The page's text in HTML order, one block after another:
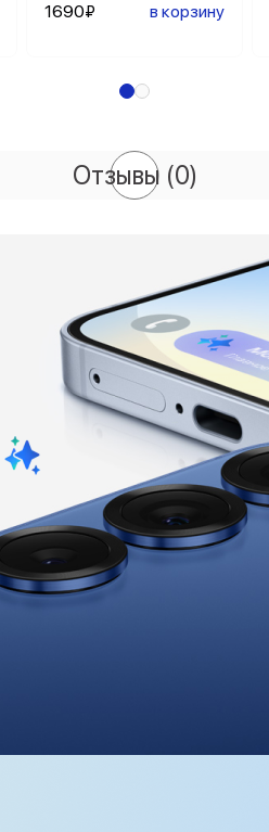
1690₽
в корзину
Отзывы (0)